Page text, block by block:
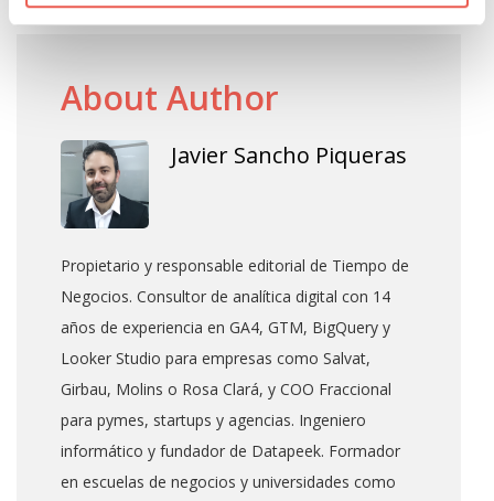
About Author
Javier Sancho Piqueras
Propietario y responsable editorial de Tiempo de
Negocios. Consultor de analítica digital con 14
años de experiencia en GA4, GTM, BigQuery y
Looker Studio para empresas como Salvat,
Girbau, Molins o Rosa Clará, y COO Fraccional
para pymes, startups y agencias. Ingeniero
informático y fundador de Datapeek. Formador
en escuelas de negocios y universidades como